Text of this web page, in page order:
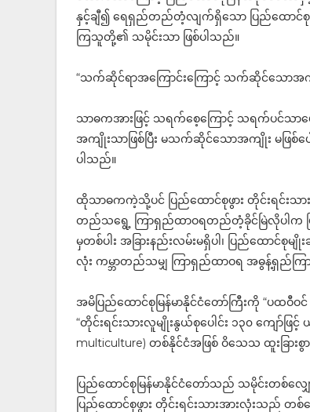
နှင့်ချီ၍ ရေရှည်တည်တံ့လျက်ရှိသော ပြည်ထောင်စုမ
ကြသူတို့၏ သမိုင်းသာ ဖြစ်ပါသည်။
“သက်ဆိုင်ရာအကြောင်းကြောင့် သက်ဆိုင်သောအက
သာဓကအားဖြင့် သရက်စေ့ကြောင့် သရက်ပင်သာ
အကျိုးသာဖြစ်ပြီး မသက်ဆိုင်သောအကျိုး မဖြစ်
ပါသည်။
ထိုသာဓကကဲ့သို့ပင် ပြည်ထောင်စုဖွား တိုင်းရင်းသား
တည်သရွေ့ ကြာရှည်ထာဝရတည်တံ့ခိုင်မြဲလိုပါက ပြည်
မှတစ်ပါး အခြားနည်းလမ်းမရှိပါ၊ ပြည်ထောင်စု
လုံး ကမ္ဘာတည်သမျှ ကြာရှည်ထာဝရ အဓွန့်ရှည်ကြာ
အမိပြည်ထောင်စုမြန်မာနိုင်ငံတော်ကြီးကို “ပထဝီဝင်
“တိုင်းရင်းသားလူမျိုးနွယ်စုပေါင်း ၁၃၀ ကျော်ဖြ
multiculture) တစ်နိုင်ငံအဖြစ် ဝိသေသ ထူးခြား
ပြည်ထောင်စုမြန်မာနိုင်ငံတော်သည် သမိုင်းတစ်လျှေ
ပြည်ထောင်စုဖွား တိုင်းရင်းသားအားလုံးသည်